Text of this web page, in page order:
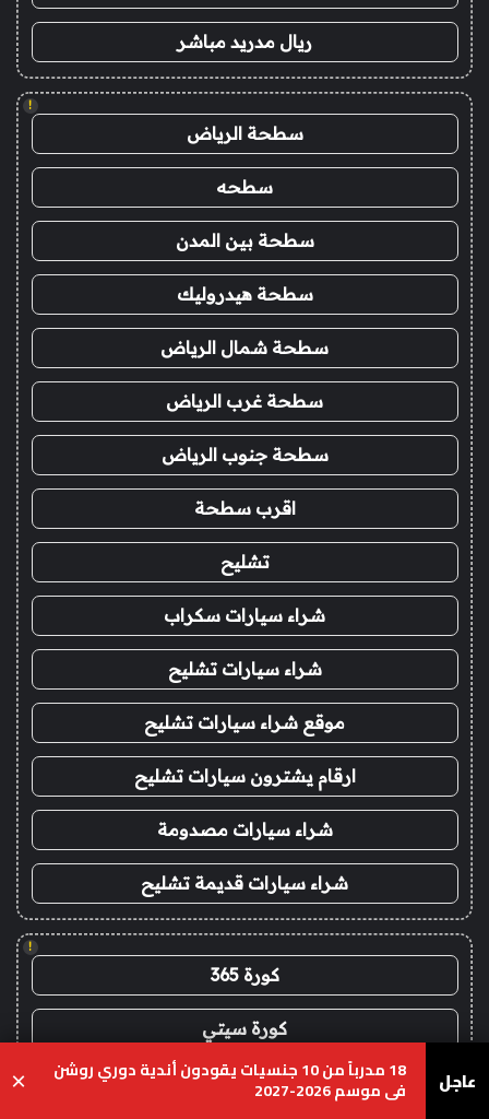
ريال مدريد مباشر
!
سطحة الرياض
سطحه
سطحة بين المدن
سطحة هيدروليك
سطحة شمال الرياض
سطحة غرب الرياض
سطحة جنوب الرياض
اقرب سطحة
تشليح
شراء سيارات سكراب
شراء سيارات تشليح
موقع شراء سيارات تشليح
ارقام يشترون سيارات تشليح
شراء سيارات مصدومة
شراء سيارات قديمة تشليح
!
كورة 365
كورة سيتي
جول العرب goalarab عاجل 18 مدرباً من 10 جنسيات يقودون أندية دوري روشن
في موسم 2026-2027 ×